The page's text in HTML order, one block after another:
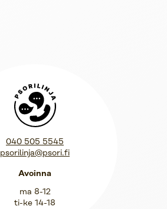
Psorilinja
040 505 5545
psorilinja@psori.fi
Avoinna
ma 8-12
ti-ke 14-18